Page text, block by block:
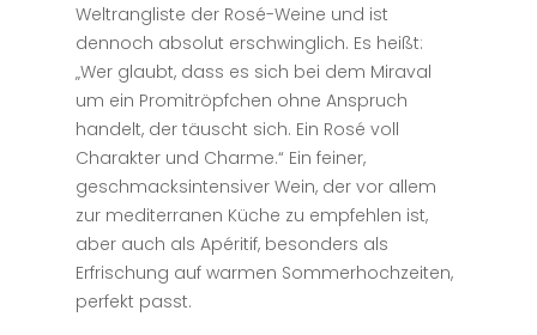
Weltrangliste der Rosé-Weine und ist
dennoch absolut erschwinglich. Es heißt:
„Wer glaubt, dass es sich bei dem Miraval
um ein Promitröpfchen ohne Anspruch
handelt, der täuscht sich. Ein Rosé voll
Charakter und Charme.“ Ein feiner,
geschmacksintensiver Wein, der vor allem
zur mediterranen Küche zu empfehlen ist,
aber auch als Apéritif, besonders als
Erfrischung auf warmen Sommerhochzeiten,
perfekt passt.